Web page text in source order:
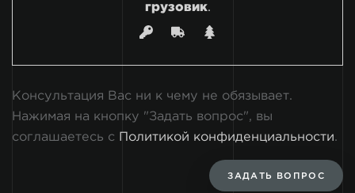
грузовик.
Консультация Вас ни к чему не обязывает.
Нажимая на кнопку "Задать вопрос", вы
соглашаетесь с Политикой конфиденциальности.
ЗАДАТЬ ВОПРОС